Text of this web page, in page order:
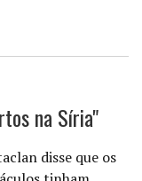
na Síria"
disse que os